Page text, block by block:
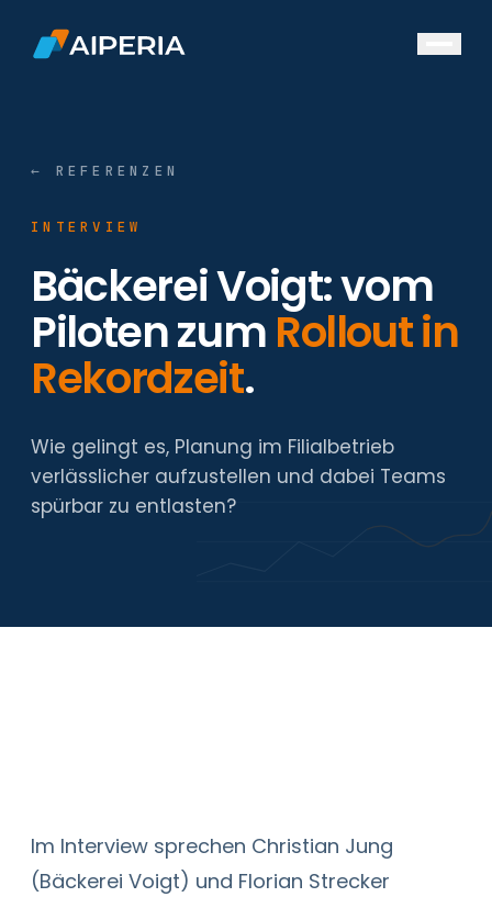
Bäckereien
Supermärkte
Referenzen
Unsere Whitepaper
Events
Über uns
News
Über uns
Karriere
← REFERENZEN
INTERVIEW
Bäckerei Voigt: vom
Piloten zum Rollout in
Rekordzeit.
Wie gelingt es, Planung im Filialbetrieb
verlässlicher aufzustellen und dabei Teams
spürbar zu entlasten?
Laden und die damit verbundene
Datenverarbeitung ein. Mehr dazu in unserer
Datenschutzerklärung.
Im Interview sprechen Christian Jung
(Bäckerei Voigt) und Florian Strecker